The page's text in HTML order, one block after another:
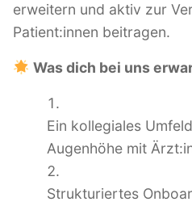
erweitern und aktiv zur
Patient:innen beitragen.
Was dich bei uns
Ein kollegiales
Augenhöhe mit
Strukturiertes